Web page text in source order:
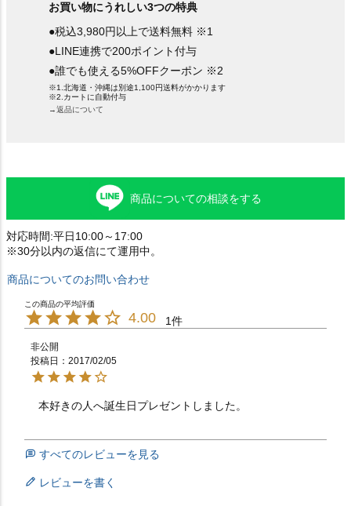
お買い物にうれしい3つの特典
●税込3,980円以上で送料無料 ※1
●LINE連携で200ポイント付与
●誰でも使える5%OFFクーポン ※2
※1.北海道・沖縄は別途1,100円送料がかかります
※2.カートに自動付与
→返品について
商品についての相談をする
対応時間:平日10:00～17:00
※30分以内の返信にて運用中。
商品についてのお問い合わせ
4.00 1
非公開
投稿日
2017/02/05
本好きの人へ誕生日プレゼントしました。
すべてのレビューを見る
レビューを書く